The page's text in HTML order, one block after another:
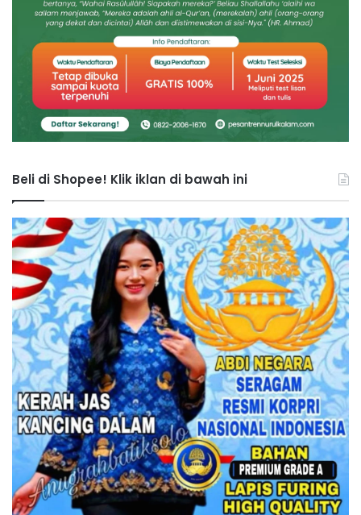
Beli di Shopee! Klik iklan di bawah ini